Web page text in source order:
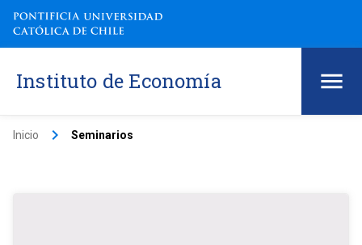
Instituto de Economía
Inicio keyboard_arrow_right Seminarios